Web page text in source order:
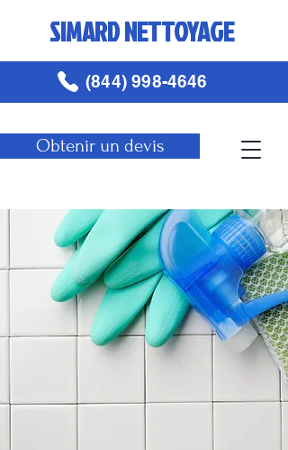
SIMARD NETTOYAGE
Obtenir un devis
(844) 998-4646